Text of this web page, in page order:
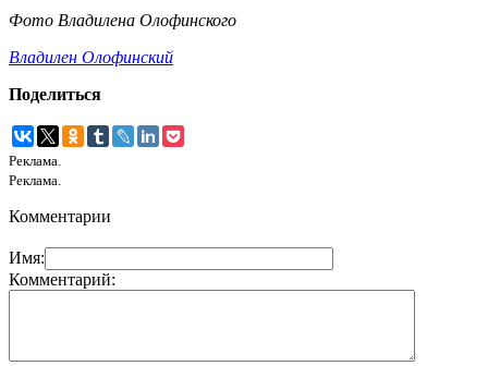
Фото Владилена Олофинского
Владилен Олофинский
Поделиться
Реклама.
Реклама.
Комментарии
Имя:
Комментарий: